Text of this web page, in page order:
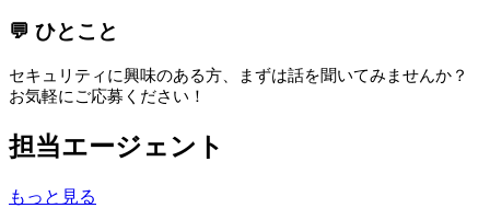
💬 ひとこと
セキュリティに興味のある方、まずは話を聞いてみませんか？
お気軽にご応募ください！
担当エージェント
もっと見る